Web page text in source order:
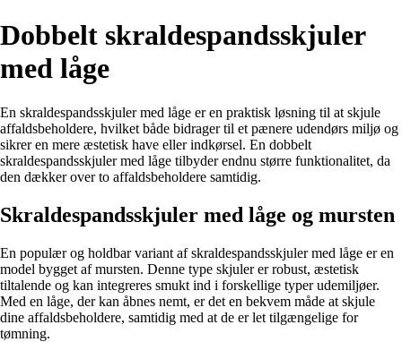
Dobbelt skraldespandsskjuler
med låge
En skraldespandsskjuler med låge er en praktisk løsning til at skjule
affaldsbeholdere, hvilket både bidrager til et pænere udendørs miljø og
sikrer en mere æstetisk have eller indkørsel. En dobbelt
skraldespandsskjuler med låge tilbyder endnu større funktionalitet, da
den dækker over to affaldsbeholdere samtidig.
Skraldespandsskjuler med låge og mursten
En populær og holdbar variant af skraldespandsskjuler med låge er en
model bygget af mursten. Denne type skjuler er robust, æstetisk
tiltalende og kan integreres smukt ind i forskellige typer udemiljøer.
Med en låge, der kan åbnes nemt, er det en bekvem måde at skjule
dine affaldsbeholdere, samtidig med at de er let tilgængelige for
tømning.